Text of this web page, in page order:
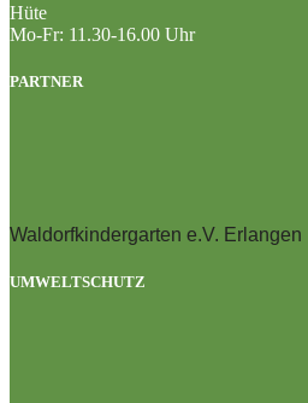
Hüte
Mo-Fr: 11.30-16.00 Uhr
PARTNER
Waldorfkindergarten e.V. Erlangen
UMWELTSCHUTZ